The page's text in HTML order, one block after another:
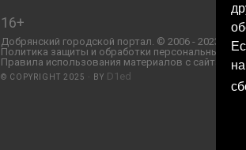
16+
Добрянский городской портал. © 2006 - 2023 ООО
Политика защиты и обработки персональных
Правила использования материалов с сайта
© COPYRIGHT 2025 · BY D1ed